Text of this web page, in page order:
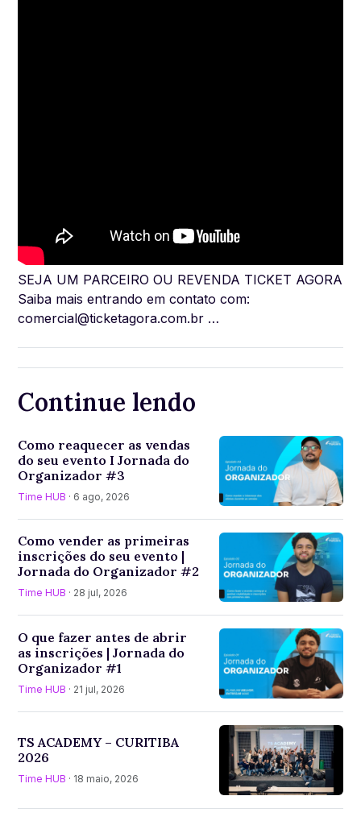
SEJA UM PARCEIRO OU REVENDA TICKET AGORA
Saiba mais entrando em contato com:
comercial@ticketagora.com.br …
Continue lendo
Como reaquecer as vendas
do seu evento I Jornada do
Organizador #3
Time HUB · 6 ago, 2026
Como vender as primeiras
inscrições do seu evento |
Jornada do Organizador #2
Time HUB · 28 jul, 2026
O que fazer antes de abrir
as inscrições | Jornada do
Organizador #1
Time HUB · 21 jul, 2026
TS ACADEMY – CURITIBA
2026
Time HUB · 18 maio, 2026